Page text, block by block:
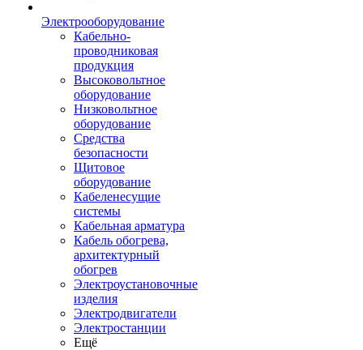
Электрооборудование
Кабельно-
проводниковая
продукция
Высоковольтное
оборудование
Низковольтное
оборудование
Средства
безопасности
Щитовое
оборудование
Кабеленесущие
системы
Кабельная арматура
Кабель обогрева,
архитектурный
обогрев
Электроустановочные
изделия
Электродвигатели
Электростанции
Ещё